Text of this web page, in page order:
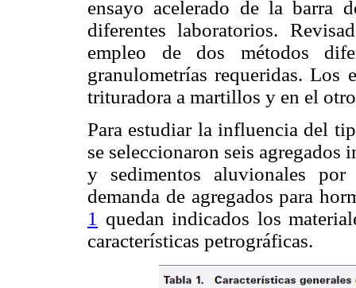
ensayo acelerado de la barra
diferentes laboratorios.
empleo de dos métodos
granulometrías requeridas.
trituradora a martillos y en el
Para estudiar la influencia del
se seleccionaron seis
y sedimentos aluvionales
demanda de agregados para
1 quedan indicados los
características petrográficas.